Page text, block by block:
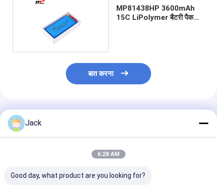
MP81438HP 3600mAh
15C LiPolymer बैटरी पैक
बात करना
अनुशंसित उत्पाद
Jack
6:28 AM
Good day, what product are you looking for?